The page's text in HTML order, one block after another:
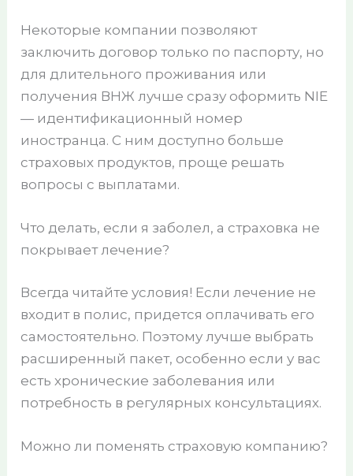
Некоторые компании позволяют
заключить договор только по паспорту, но
для длительного проживания или
получения ВНЖ лучше сразу оформить NIE
— идентификационный номер
иностранца. С ним доступно больше
страховых продуктов, проще решать
вопросы с выплатами.
Что делать, если я заболел, а страховка не
покрывает лечение?
Всегда читайте условия! Если лечение не
входит в полис, придется оплачивать его
самостоятельно. Поэтому лучше выбрать
расширенный пакет, особенно если у вас
есть хронические заболевания или
потребность в регулярных консультациях.
Можно ли поменять страховую компанию?